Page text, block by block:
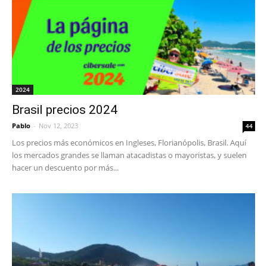
2024
Brasil precios 2024
Pablo - Nov 12, 2023 44
Los precios más económicos en Ingleses, Florianópolis, Brasil. Aquí
los mercados grandes se llaman atacadistas o mayoristas, y suelen
hacer un descuento por más...